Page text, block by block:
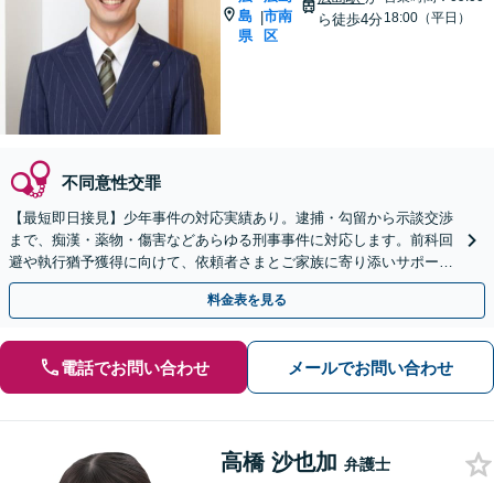
島
県
|市南
区
ら徒歩4分18:00（平日）
不同意性交罪
【最短即日接見】少年事件の対応実績あり。逮捕・勾留から示談交渉
まで、痴漢・薬物・傷害などあらゆる刑事事件に対応します。前科回
避や執行猶予獲得に向けて、依頼者さまとご家族に寄り添いサポート
いたします【猿猴橋町駅2分】
料金表を見る
電話でお問い合わせ メールでお問い合わせ
高橋 沙也加 弁護士